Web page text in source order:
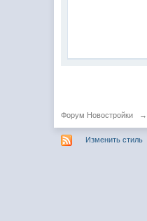
Форум Новостройки →
Изменить стиль